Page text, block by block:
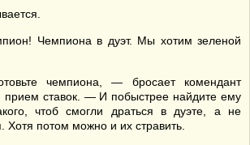
Чемпиона в дуэт. Мы хотим зеленой
чемпиона, — бросает комендант
прием ставок. — И побыстрее найдите ему
чтоб смогли драться в дуэте, а не
Хотя потом можно и их стравить.